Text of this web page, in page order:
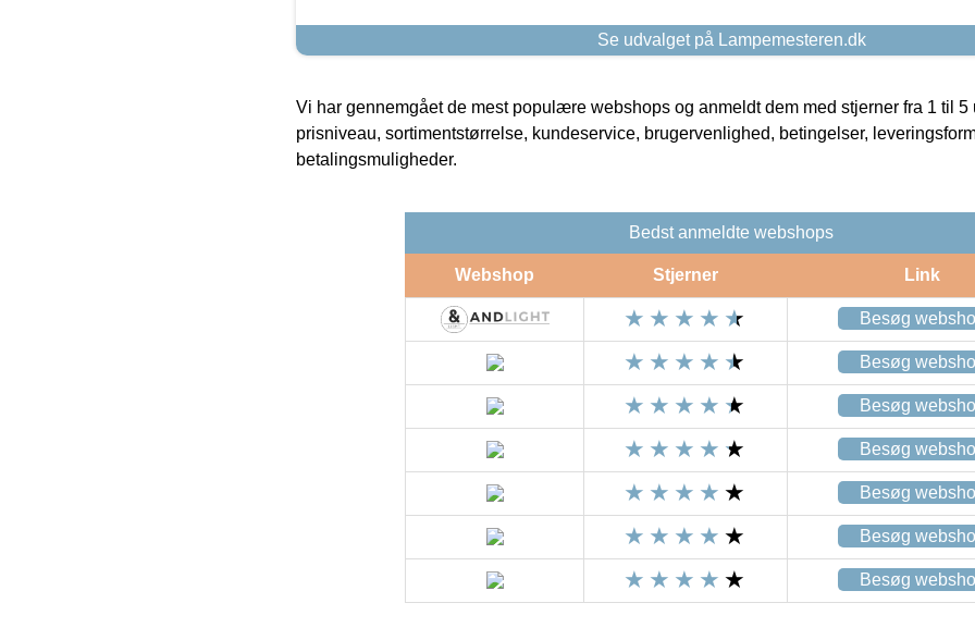
Se udvalget på Lampemesteren.dk
Vi har gennemgået de mest populære webshops og anmeldt dem med stjerner fra 1 til 5
prisniveau, sortimentstørrelse, kundeservice, brugervenlighed, betingelser,
betalingsmuligheder.
Bedst anmeldte webshops
Webshop Stjerner Link
Besøg
Besøg
Besøg
Besøg
Besøg
Besøg
Besøg